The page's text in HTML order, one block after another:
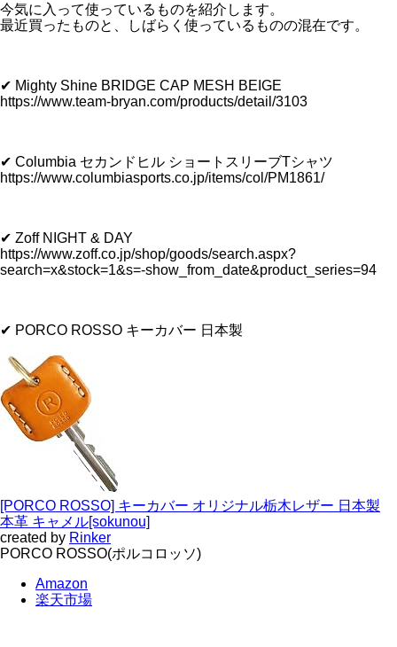
今気に入って使っているものを紹介します。
最近買ったものと、しばらく使っているものの混在です。
✔ Mighty Shine BRIDGE CAP MESH BEIGE
https://www.team-bryan.com/products/detail/3103
✔ Columbia セカンドヒル ショートスリーブTシャツ
https://www.columbiasports.co.jp/items/col/PM1861/
✔ Zoff NIGHT & DAY
https://www.zoff.co.jp/shop/goods/search.aspx?
search=x&stock=1&s=-show_from_date&product_series=94
✔ PORCO ROSSO キーカバー 日本製
[PORCO ROSSO] キーカバー オリジナル栃木レザー 日本製
本革 キャメル[sokunou]
created by Rinker
PORCO ROSSO(ポルコロッソ)
Amazon
楽天市場